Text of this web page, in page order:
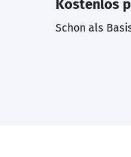
Kostenlos
Schon als